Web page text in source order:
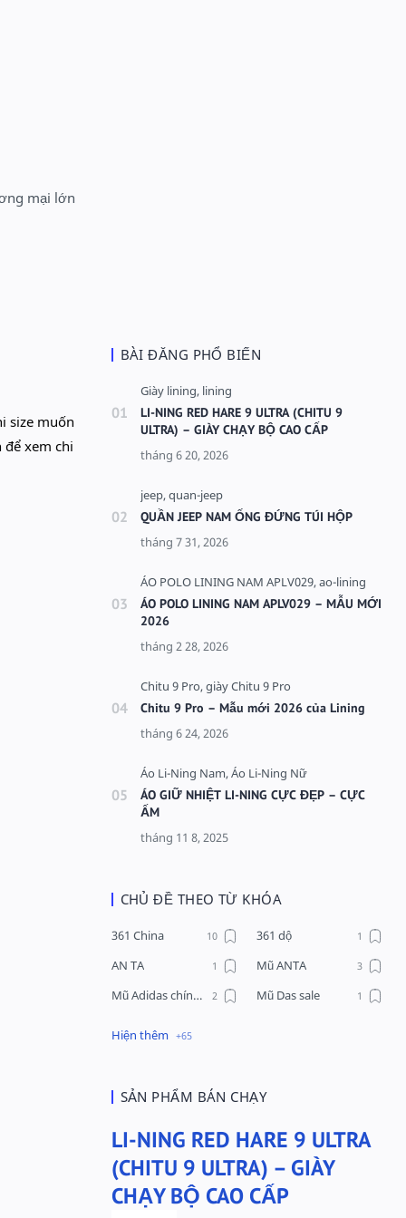
mại lớn
size muốn
để xem chi
BÀI ĐĂNG PHỔ BIẾN
LI-NING RED HARE 9 ULTRA (CHITU 9
ULTRA) – GIÀY CHẠY BỘ CAO CẤP
QUẦN JEEP NAM ỐNG ĐỨNG TÚI HỘP
ÁO POLO LINING NAM APLV029 – MẪU MỚI
2026
Chitu 9 Pro – Mẫu mới 2026 của Lining
ÁO GIỮ NHIỆT LI-NING CỰC ĐẸP – CỰC
ẤM
CHỦ ĐỀ THEO TỪ KHÓA
361 China
361 dộ
AN TA
Mũ ANTA
Mũ Adidas chính hãng
Mũ Das sale
Phụ kiện Acer
Quần nỉ nam Lining
Quần short nam Lining
Remax
Sale giày Anta nữ
Sale áo nỉ Adidas
Sịp Nanjiren
SẢN PHẨM BÁN CHẠY
LI-NING RED HARE 9 ULTRA
(CHITU 9 ULTRA) – GIÀY
CHẠY BỘ CAO CẤP